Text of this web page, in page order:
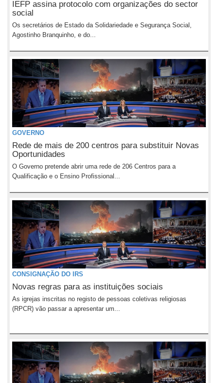
IEFP assina protocolo com organizações do sector
social
Os secretários de Estado da Solidariedade e Segurança Social,
Agostinho Branquinho, e do...
GOVERNO
Rede de mais de 200 centros para substituir Novas
Oportunidades
O Governo pretende abrir uma rede de 206 Centros para a
Qualificação e o Ensino Profissional...
CONSIGNAÇÃO DO IRS
Novas regras para as instituições sociais
As igrejas inscritas no registo de pessoas coletivas religiosas
(RPCR) vão passar a apresentar um...